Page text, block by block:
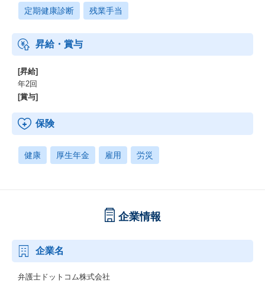
定期健康診断 残業手当
昇給・賞与
[昇給]
年2回
[賞与]
保険
健康 厚生年金 雇用 労災
企業情報
企業名
弁護士ドットコム株式会社